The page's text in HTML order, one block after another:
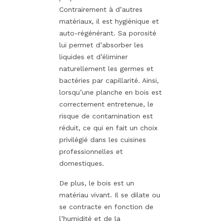
Contrairement à d’autres
matériaux, il est hygiénique et
auto-régénérant. Sa porosité
lui permet d’absorber les
liquides et d’éliminer
naturellement les germes et
bactéries par capillarité. Ainsi,
lorsqu’une planche en bois est
correctement entretenue, le
risque de contamination est
réduit, ce qui en fait un choix
privilégié dans les cuisines
professionnelles et
domestiques.
De plus, le bois est un
matériau vivant. Il se dilate ou
se contracte en fonction de
l’humidité et de la